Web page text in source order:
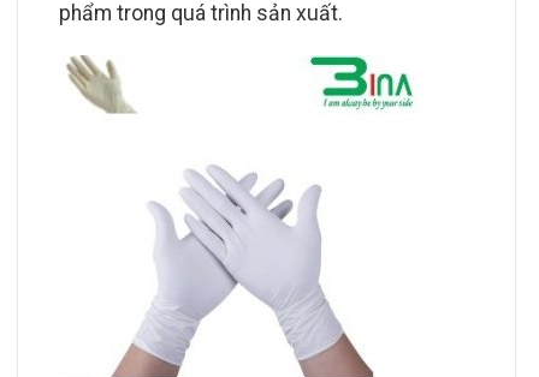
phẩm trong quá trình sản xuất.